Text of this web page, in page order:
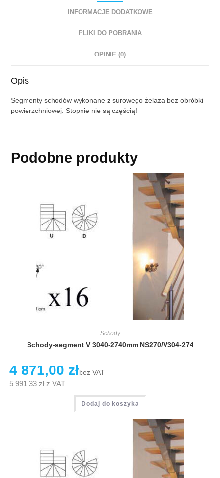
INFORMACJE DODATKOWE
PLIKI DO POBRANIA
OPINIE (0)
Opis
Segmenty schodów wykonane z surowego żelaza bez obróbki
powierzchniowej. Stopnie nie są częścią!
Podobne produkty
Schody
Schody-segment V 3040-2740mm NS270/V304-274
4 871,00 złbez VAT
5 991,33 złz VAT
Dodaj do koszyka